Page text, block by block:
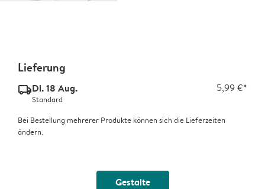
Lieferung
delivery_standard_v2Di. 18 Aug. 5,99 €*
Standard
Bei Bestellung mehrerer Produkte können sich die Lieferzeiten
ändern.
Gestalte